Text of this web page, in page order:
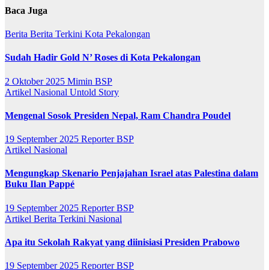
Baca Juga
Berita Berita Terkini Kota Pekalongan
Sudah Hadir Gold N’ Roses di Kota Pekalongan
2 Oktober 2025 Mimin BSP
Artikel Nasional Untold Story
Mengenal Sosok Presiden Nepal, Ram Chandra Poudel
19 September 2025 Reporter BSP
Artikel Nasional
Mengungkap Skenario Penjajahan Israel atas Palestina dalam
Buku Ilan Pappé
19 September 2025 Reporter BSP
Artikel Berita Terkini Nasional
Apa itu Sekolah Rakyat yang diinisiasi Presiden Prabowo
19 September 2025 Reporter BSP